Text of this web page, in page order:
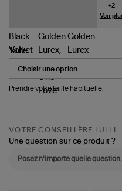
+2
Voir
Taille
Prendre votre taille habituelle.
VOTRE CONSEILLÈRE LULLI
Une question sur ce produit ?